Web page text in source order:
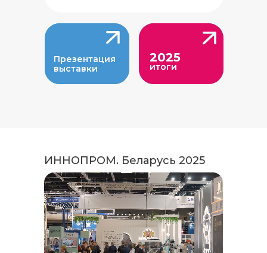
итоги
итоги
2025
2025
Презентация
выставки
Презентация
выставки
ИННОПРОМ. Беларусь 2025